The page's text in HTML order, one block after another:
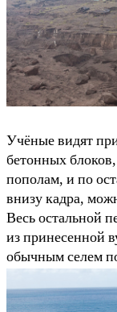
Учёные видят
бетонных
пополам, и по
внизу кадра,
Весь остальной
из принесенной
обычным селем